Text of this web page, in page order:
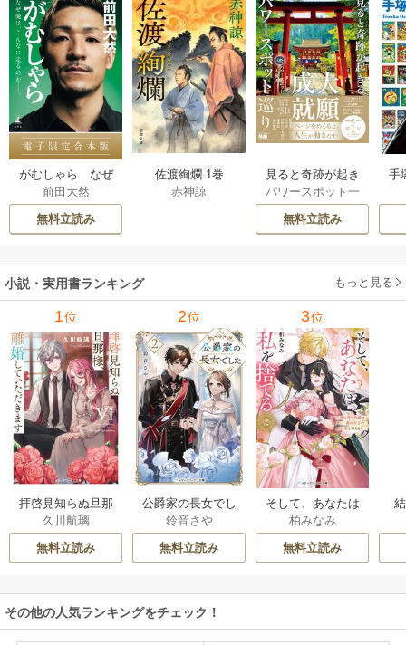
がむしゃら なぜ
俺は、こんなに走
るのか——。【電
子限定合本版】 1巻
前田大然
無料立読み
佐渡絢爛 1巻
赤神諒
見ると奇跡が起き
る 大願成就パワー
スポット巡り 1巻
パワースポット一
人旅
無料立読み
手
小説・実用書ランキング もっと見る
1位
拝啓見知らぬ旦那
様、離婚していた
だきます
久川航璃
無料立読み
2位
公爵家の長女でし
た
鈴音さや
無料立読み
3位
そして、あなたは
私を捨てる
柏みなみ
無料立読み
その他の人気ランキングをチェック！